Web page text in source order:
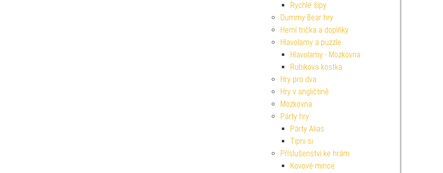
Rychlé šípy
Dummy Bear hry
Herní trička a doplňky
Hlavolamy a puzzle
Hlavolamy - Mozkovna
Rubikova kostka
Hry pro dva
Hry v angličtině
Mozkovna
Párty hry
Párty Alias
Tipni si
Příslušenství ke hrám
Kovové mince